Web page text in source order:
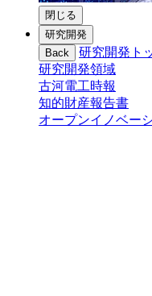
閉じる
研究開発
Back
研究開発ト
研究開発領域
古河電工時報
知的財産報告書
オープンイノベー